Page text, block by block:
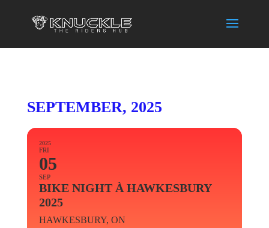
SEPTEMBER, 2025
2025
FRI
05
SEP
BIKE NIGHT À HAWKESBURY
2025
HAWKESBURY, ON